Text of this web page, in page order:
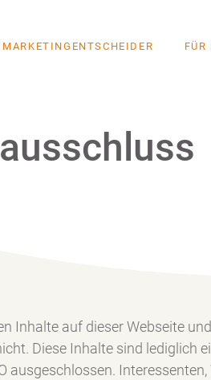
MARKETINGENTSCHEIDER FÜR
Multi-
Karriere
Inhalte auf dieser Webseite
Diese Inhalte sind
ausgeschlossen.